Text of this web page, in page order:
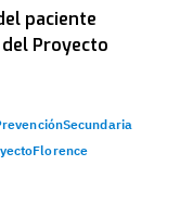
paciente
Proyecto